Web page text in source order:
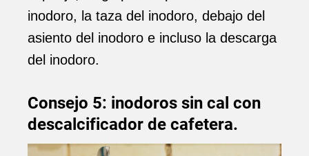
inodoro, la taza del inodoro, debajo del
asiento del inodoro e incluso la descarga
del inodoro.
Consejo 5: inodoros sin cal con
descalcificador de cafetera.